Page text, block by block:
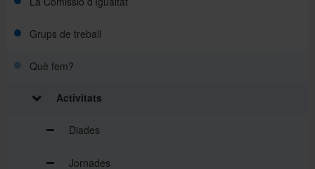
Grups de treball
Què fem?
Activitats
Diades
Jornades